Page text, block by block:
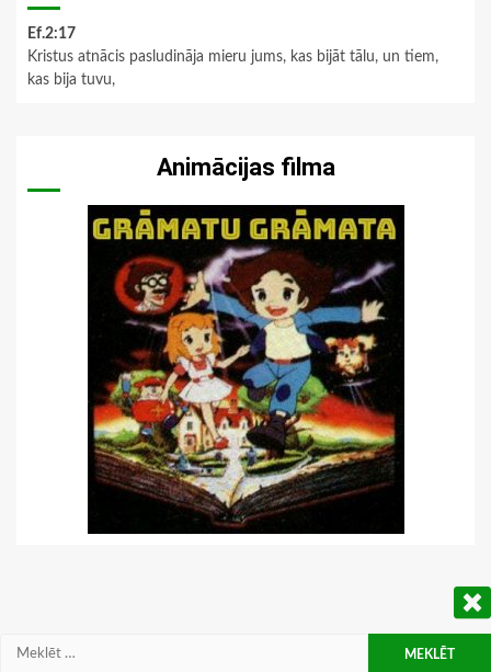
Ef.2:17
Kristus atnācis pasludināja mieru jums, kas bijāt tālu, un tiem,
kas bija tuvu,
Animācijas filma
Meklēt: